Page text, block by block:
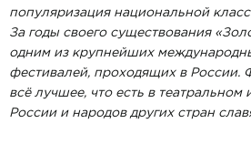
популяризация национальной
За годы своего существования
одним из крупнейших
фестивалей, проходящих в России.
всё лучшее, что есть в театральном
России и народов других стран